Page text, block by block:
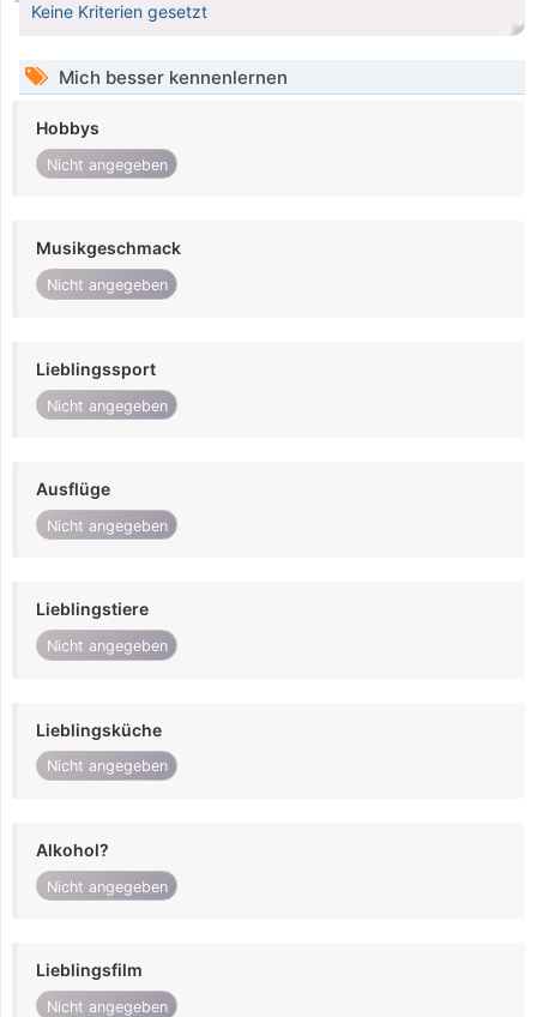
Keine Kriterien gesetzt
Mich besser kennenlernen
Hobbys
Nicht angegeben
Musikgeschmack
Nicht angegeben
Lieblingssport
Nicht angegeben
Ausflüge
Nicht angegeben
Lieblingstiere
Nicht angegeben
Lieblingsküche
Nicht angegeben
Alkohol?
Nicht angegeben
Lieblingsfilm
Nicht angegeben